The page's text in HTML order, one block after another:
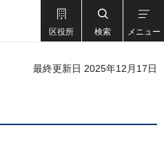
区役所 検索 メニュー
最終更新日 2025年12月17日